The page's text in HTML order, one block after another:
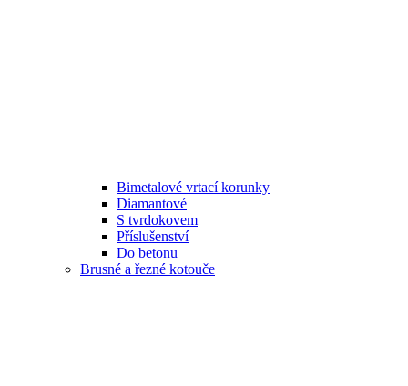
Bimetalové vrtací korunky
Diamantové
S tvrdokovem
Příslušenství
Do betonu
Brusné a řezné kotouče